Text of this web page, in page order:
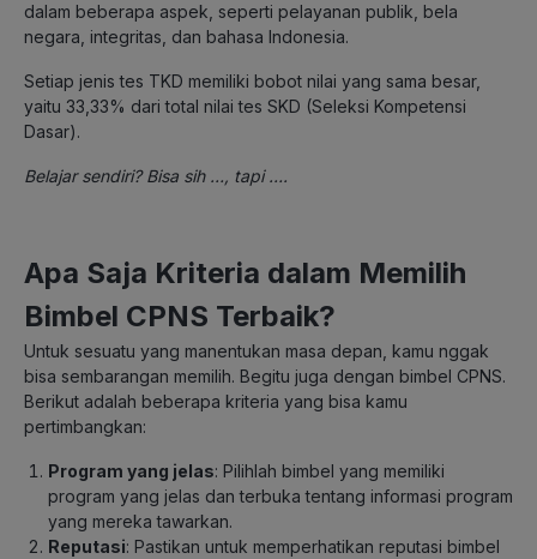
dalam beberapa aspek, seperti pelayanan publik, bela
negara, integritas, dan bahasa Indonesia.
Setiap jenis tes TKD memiliki bobot nilai yang sama besar,
yaitu 33,33% dari total nilai tes SKD (Seleksi Kompetensi
Dasar).
Belajar sendiri? Bisa sih …, tapi ….
Apa Saja Kriteria dalam Memilih
Bimbel CPNS Terbaik?
Untuk sesuatu yang manentukan masa depan, kamu nggak
bisa sembarangan memilih. Begitu juga dengan bimbel CPNS.
Berikut adalah beberapa kriteria yang bisa kamu
pertimbangkan:
Program yang jelas: Pilihlah bimbel yang memiliki
program yang jelas dan terbuka tentang informasi program
yang mereka tawarkan.
Reputasi: Pastikan untuk memperhatikan reputasi bimbel